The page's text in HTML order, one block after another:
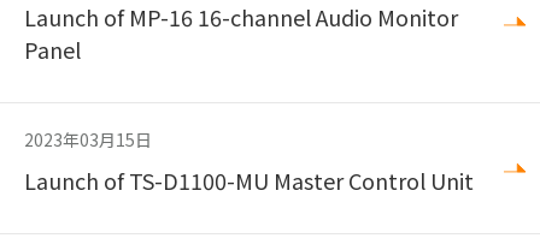
Launch of MP-16 16-channel Audio Monitor
Panel
2023年03月15日
Launch of TS-D1100-MU Master Control Unit